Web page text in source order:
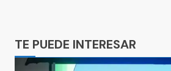
TE PUEDE INTERESAR